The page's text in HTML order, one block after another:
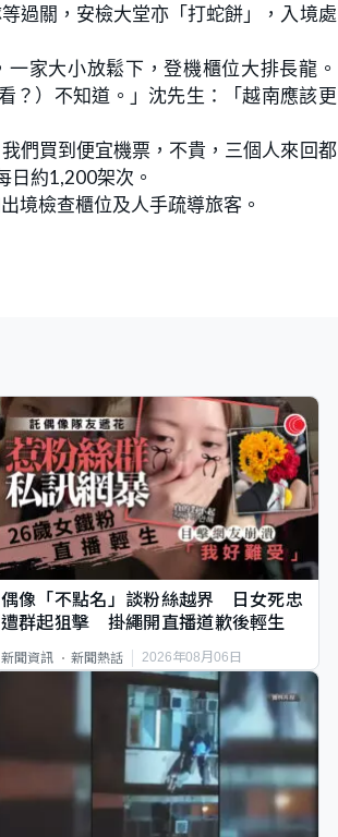
過關，安檢大堂亦「打蛇餅」，入境處
家大小放鬆下，登機櫃位大排長龍。
？）不知道。」沈先生：「越南應該更
們買到便宜機票，不貴，三個人來回都
日約1,200架次。
境檢查櫃位及人手疏導旅客。
偶像「不點名」談粉絲越界 日女死忠
遭群起狙擊 掛繩開直播道歉後輕生
新聞資訊 新聞熱話 2026年08月06日